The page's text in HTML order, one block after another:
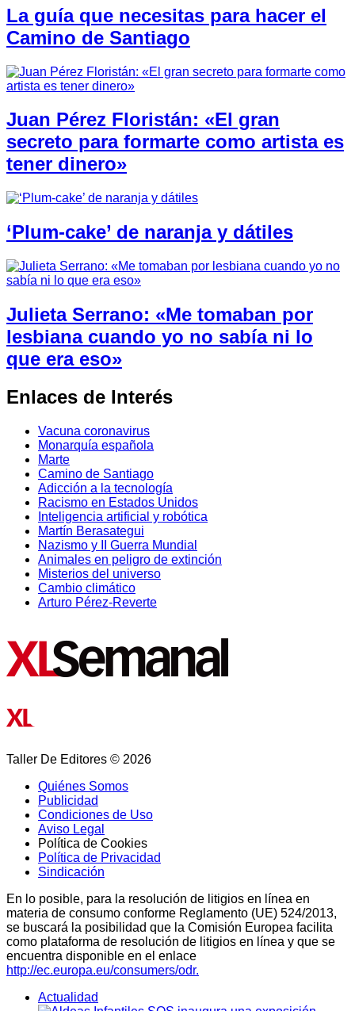
La guía que necesitas para hacer el
Camino de Santiago
Juan Pérez Floristán: «El gran
secreto para formarte como artista es
tener dinero»
‘Plum-cake’ de naranja y dátiles
Julieta Serrano: «Me tomaban por
lesbiana cuando yo no sabía ni lo
que era eso»
Enlaces de Interés
Vacuna coronavirus
Monarquía española
Marte
Camino de Santiago
Adicción a la tecnología
Racismo en Estados Unidos
Inteligencia artificial y robótica
Martín Berasategui
Nazismo y II Guerra Mundial
Animales en peligro de extinción
Misterios del universo
Cambio climático
Arturo Pérez-Reverte
Taller De Editores © 2026
Quiénes Somos
Publicidad
Condiciones de Uso
Aviso Legal
Política de Cookies
Política de Privacidad
Sindicación
En lo posible, para la resolución de litigios en línea en
materia de consumo conforme Reglamento (UE) 524/2013,
se buscará la posibilidad que la Comisión Europea facilita
como plataforma de resolución de litigios en línea y que se
encuentra disponible en el enlace
http://ec.europa.eu/consumers/odr.
Actualidad